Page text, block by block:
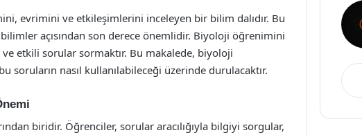
evrimini ve etkileşimlerini inceleyen bir bilim dalıdır. Bu
açısından son derece önemlidir. Biyoloji öğrenimini
etkili sorular sormaktır. Bu makalede, biyoloji
nasıl kullanılabileceği üzerinde durulacaktır.
biridir. Öğrenciler, sorular aracılığıyla bilgiyi sorgular,